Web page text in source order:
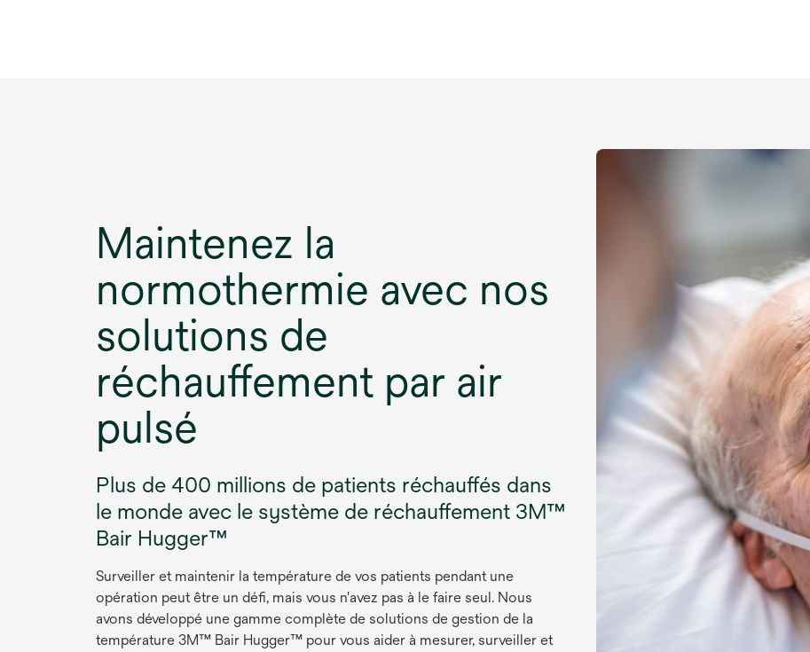
Maintenez la
normothermie avec nos
solutions de
réchauffement par air
pulsé
Plus de 400 millions de patients réchauffés dans
le monde avec le système de réchauffement 3M™
Bair Hugger™
Surveiller et maintenir la température de vos patients pendant une
opération peut être un défi, mais vous n'avez pas à le faire seul. Nous
avons développé une gamme complète de solutions de gestion de la
température 3M™ Bair Hugger™ pour vous aider à mesurer, surveiller et